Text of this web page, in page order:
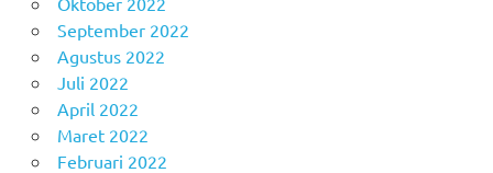
September 2022
Agustus 2022
Juli 2022
April 2022
Maret 2022
Februari 2022